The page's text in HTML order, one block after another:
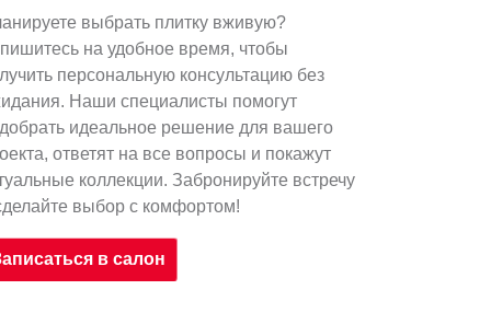
выбрать плитку вживую?
на удобное время, чтобы
персональную консультацию без
Наши специалисты помогут
идеальное решение для вашего
ответят на все вопросы и покажут
коллекции. Забронируйте встречу
выбор с комфортом!
в салон